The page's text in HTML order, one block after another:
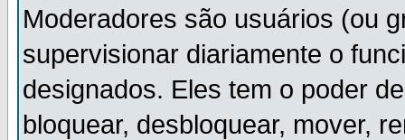
Moderadores são usuários (ou
supervisionar diariamente o
designados. Eles tem o poder
bloquear, desbloquear, mover,